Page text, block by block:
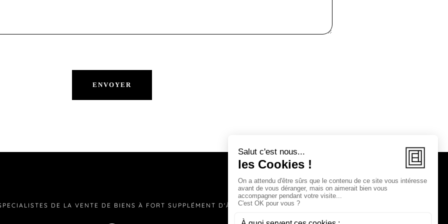
DE LA VENTE DE BIENS À FORT SUPPLÉMENT D'ÂME